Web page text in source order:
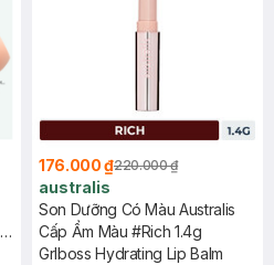
176.000 ₫220.000 ₫
australis
Son Dưỡng Có Màu Australis
Cấp Ẩm Màu #Rich 1.4g
Grlboss Hydrating Lip Balm